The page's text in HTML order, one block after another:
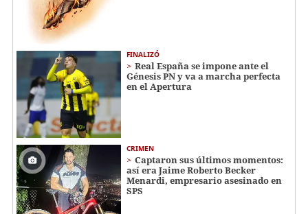
FINALIZÓ
Real España se impone ante el
Génesis PN y va a marcha perfecta
en el Apertura
CRIMEN
Captaron sus últimos momentos:
así era Jaime Roberto Becker
Menardi​​​, empresario asesinado en
SPS